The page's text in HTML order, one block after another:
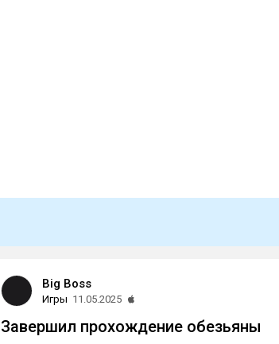
Big Boss
Игры 11.05.2025
Завершил прохождение обезьяны